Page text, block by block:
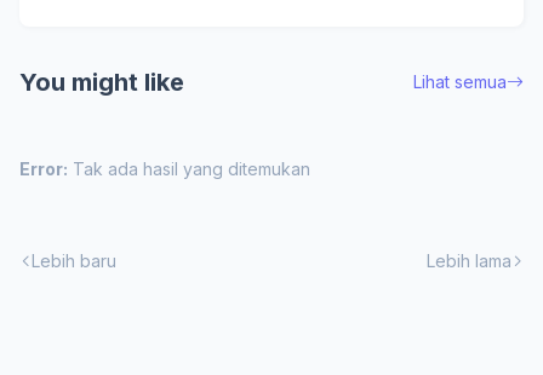
You might like Lihat semua
Error: Tak ada hasil yang ditemukan
Lebih baru Lebih lama